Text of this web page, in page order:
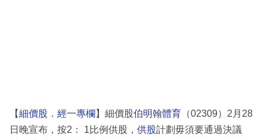
區
【細價股 ． 經一專欄 】細價股伯明翰體育 （02309）2月28
日晚宣布，按2： 1比例供股， 供股計劃毋須要通過決議